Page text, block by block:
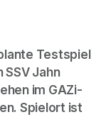
Testspiel
Jahn
im GAZi-
Spielort ist